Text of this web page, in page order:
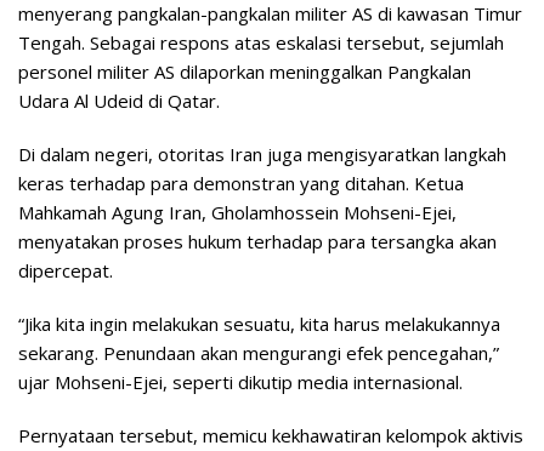
menyerang pangkalan-pangkalan militer AS di kawasan Timur
Tengah. Sebagai respons atas eskalasi tersebut, sejumlah
personel militer AS dilaporkan meninggalkan Pangkalan
Udara Al Udeid di Qatar.
Di dalam negeri, otoritas Iran juga mengisyaratkan langkah
keras terhadap para demonstran yang ditahan. Ketua
Mahkamah Agung Iran, Gholamhossein Mohseni-Ejei,
menyatakan proses hukum terhadap para tersangka akan
dipercepat.
“Jika kita ingin melakukan sesuatu, kita harus melakukannya
sekarang. Penundaan akan mengurangi efek pencegahan,”
ujar Mohseni-Ejei, seperti dikutip media internasional.
Pernyataan tersebut, memicu kekhawatiran kelompok aktivis